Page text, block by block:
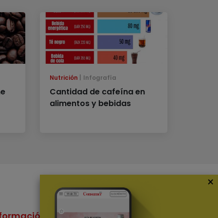
Nutrición Infografía
Cantidad de cafeína en
alimentos y bebidas
×